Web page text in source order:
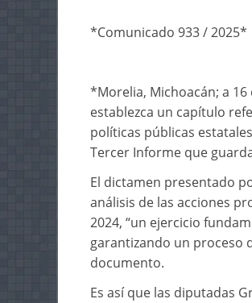
*Comunicado 933 / 2025*
*Morelia, Michoacán; a
establezca un capítulo
políticas públicas
Tercer Informe que
El dictamen presentado
análisis de las acciones
2024, “un ejercicio
garantizando un proceso
documento.
Es así que las diputadas